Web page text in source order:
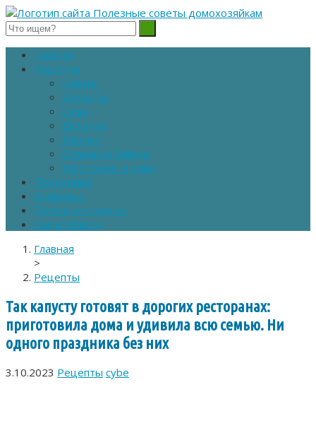
Полезные советы домохозяйкам
Главная
Рецепты
Салаты
Десерты
Супы
Выпечка
Закуски
Основное блюдо
Заготовки на зиму
Похудение
Здоровье
Полезные советы
Сад и огород
Главная
>
Рецепты
Так капусту готовят в дорогих ресторанах:
приготовила дома и удивила всю семью. Ни
одного праздника без них
3.10.2023 Рецепты cybe